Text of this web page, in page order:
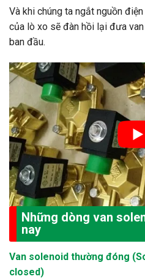
Và khi chúng ta ngắt nguồn
của lò xo sẽ đàn hồi lại đưa
ban đầu.
Những dòng van
nay
Van solenoid thường đóng
closed)